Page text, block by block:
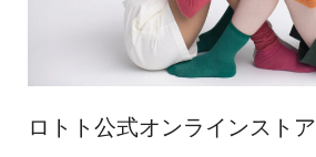
ロトト公式オンラインストア